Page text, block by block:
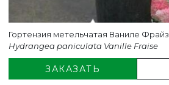
Гортензия метельчатая Ваниле Фрайз
Hydrangea paniculata Vanille Fraise
ЗАКАЗАТЬ